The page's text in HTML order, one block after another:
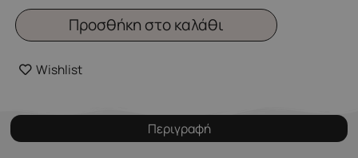
lovely
company.
Cherries
Προσθήκη στο καλάθι
Wishlist
Περιγραφή